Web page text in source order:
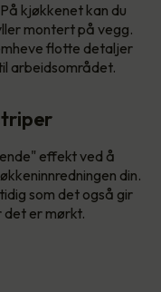
kjøkkenet kan du
montert på vegg.
flotte detaljer
arbeidsområdet.
effekt ved å
din.
som det også gir
det er mørkt.